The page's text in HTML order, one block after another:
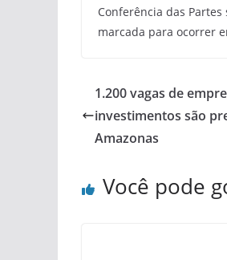
Conferência das Partes
marcada para ocorrer
1.200 vagas de
investimentos são
Amazonas
Você pode